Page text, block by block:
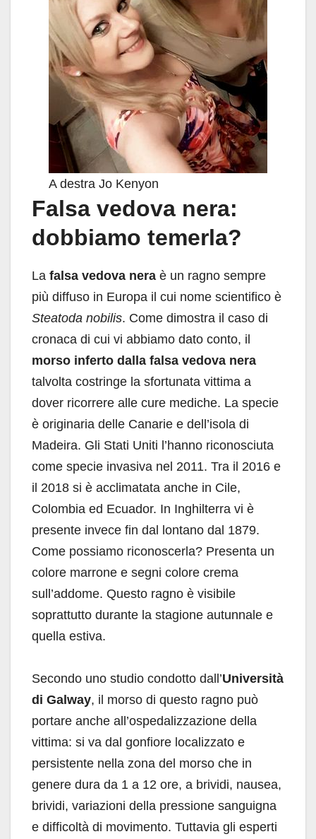
A destra Jo Kenyon
Falsa vedova nera:
dobbiamo temerla?
La falsa vedova nera è un ragno sempre
più diffuso in Europa il cui nome scientifico è
Steatoda nobilis. Come dimostra il caso di
cronaca di cui vi abbiamo dato conto, il
morso inferto dalla falsa vedova nera
talvolta costringe la sfortunata vittima a
dover ricorrere alle cure mediche. La specie
è originaria delle Canarie e dell’isola di
Madeira. Gli Stati Uniti l’hanno riconosciuta
come specie invasiva nel 2011. Tra il 2016 e
il 2018 si è acclimatata anche in Cile,
Colombia ed Ecuador. In Inghilterra vi è
presente invece fin dal lontano dal 1879.
Come possiamo riconoscerla? Presenta un
colore marrone e segni colore crema
sull’addome. Questo ragno è visibile
soprattutto durante la stagione autunnale e
quella estiva.
Secondo uno studio condotto dall’Università
di Galway, il morso di questo ragno può
portare anche all’ospedalizzazione della
vittima: si va dal gonfiore localizzato e
persistente nella zona del morso che in
genere dura da 1 a 12 ore, a brividi, nausea,
brividi, variazioni della pressione sanguigna
e difficoltà di movimento. Tuttavia gli esperti